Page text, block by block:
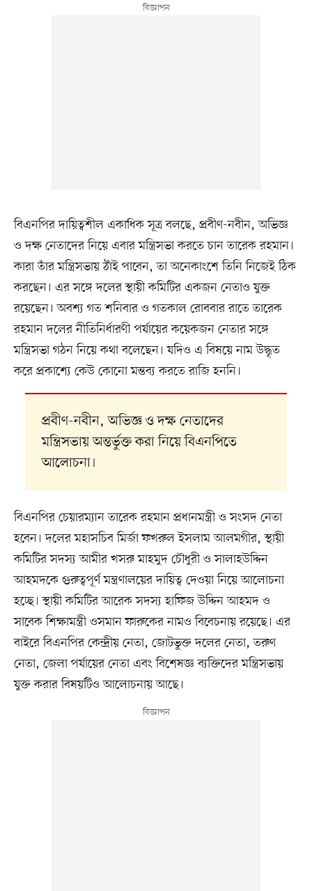
বিএনপির দায়িত্বশীল একাধিক সূত্র বলছে, প্রবীণ-নবীন, অভিজ্ঞ
ও দক্ষ নেতাদের নিয়ে এবার মন্ত্রিসভা করতে চান তারেক রহমান।
কারা তাঁর মন্ত্রিসভায় ঠাঁই পাবেন, তা অনেকাংশে তিনি নিজেই ঠিক
করছেন। এর সঙ্গে দলের স্থায়ী কমিটির একজন নেতাও যুক্ত
রয়েছেন। অবশ্য গত শনিবার ও গতকাল রোববার রাতে তারেক
রহমান দলের নীতিনির্ধারণী পর্যায়ের কয়েকজন নেতার সঙ্গে
মন্ত্রিসভা গঠন নিয়ে কথা বলেছেন। যদিও এ বিষয়ে নাম উদ্ধৃত
করে প্রকাশ্যে কেউ কোনো মন্তব্য করতে রাজি হননি।
প্রবীণ-নবীন, অভিজ্ঞ ও দক্ষ নেতাদের
মন্ত্রিসভায় অন্তর্ভুক্ত করা নিয়ে বিএনপিতে
আলোচনা।
বিএনপির চেয়ারম্যান তারেক রহমান প্রধানমন্ত্রী ও সংসদ নেতা
হবেন। দলের মহাসচিব মির্জা ফখরুল ইসলাম আলমগীর, স্থায়ী
কমিটির সদস্য আমীর খসরু মাহমুদ চৌধুরী ও সালাহউদ্দিন
আহমদকে গুরুত্বপূর্ণ মন্ত্রণালয়ের দায়িত্ব দেওয়া নিয়ে আলোচনা
হচ্ছে। স্থায়ী কমিটির আরেক সদস্য হাফিজ উদ্দিন আহমদ ও
সাবেক শিক্ষামন্ত্রী ওসমান ফারুকের নামও বিবেচনায় রয়েছে। এর
বাইরে বিএনপির কেন্দ্রীয় নেতা, জোটভুক্ত দলের নেতা, তরুণ
নেতা, জেলা পর্যায়ের নেতা এবং বিশেষজ্ঞ ব্যক্তিদের মন্ত্রিসভায়
যুক্ত করার বিষয়টিও আলোচনায় আছে।